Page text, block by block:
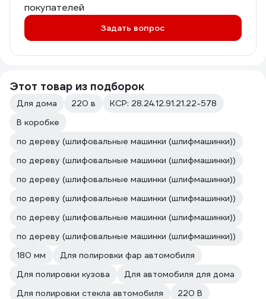
покупателей
Задать вопрос
Этот товар из подборок
Для дома 220 в
КСР: 28.24.12.91.21.22-578
В коробке
по дереву (шлифовальные машинки (шлифмашинки))
по дереву (шлифовальные машинки (шлифмашинки))
по дереву (шлифовальные машинки (шлифмашинки))
по дереву (шлифовальные машинки (шлифмашинки))
по дереву (шлифовальные машинки (шлифмашинки))
по дереву (шлифовальные машинки (шлифмашинки))
180 мм
Для полировки фар автомобиля
Для полировки кузова
Для автомобиля для дома
Для полировки стекла автомобиля
220 В